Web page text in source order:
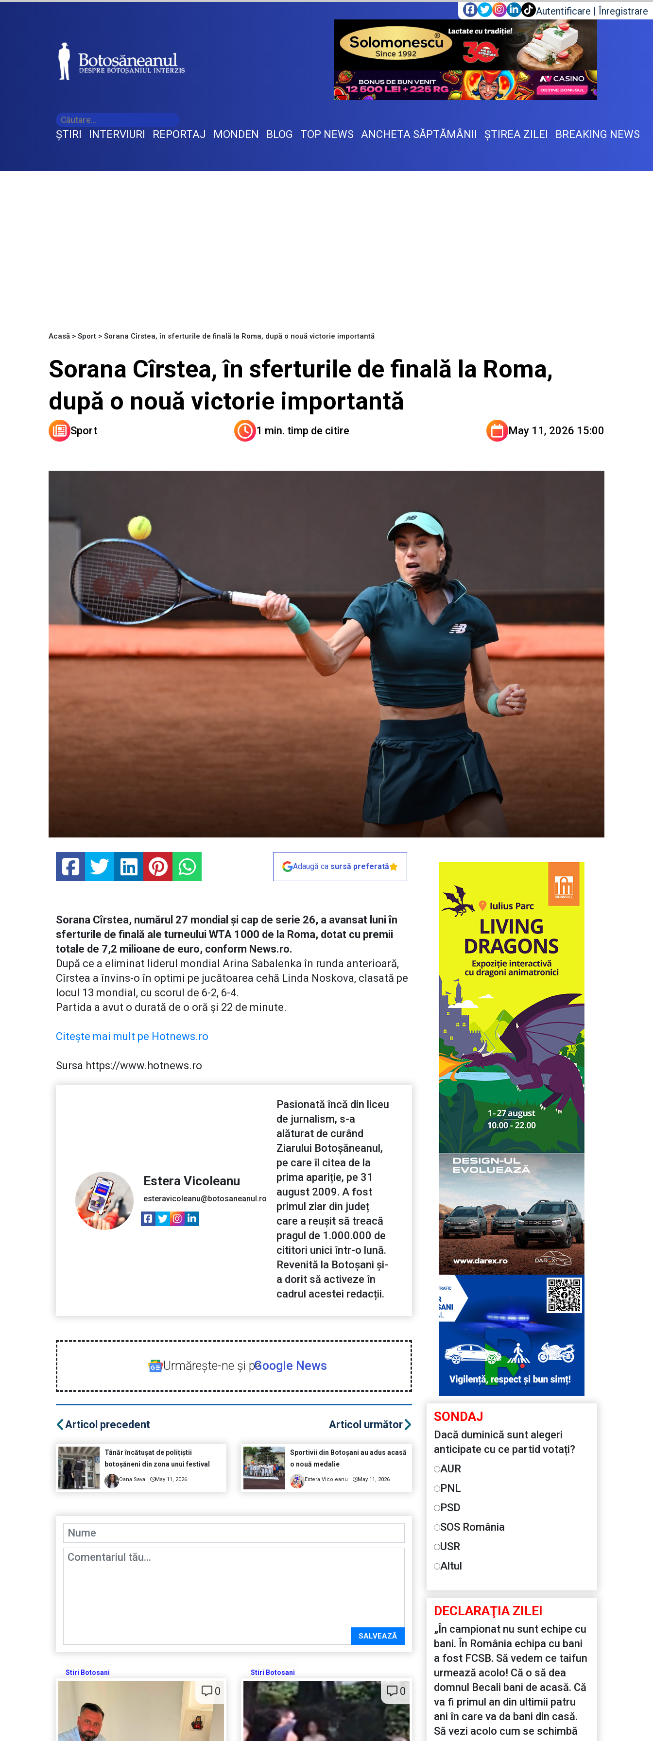
Autentificare | Înregistrare
ŞTIRI INTERVIURI REPORTAJ MONDEN BLOG TOP NEWS ANCHETA SĂPTĂMÂNII ŞTIREA ZILEI BREAKING NEWS
Acasă > Sport > Sorana Cîrstea, în sferturile de finală la Roma, după o nouă victorie importantă
Sorana Cîrstea, în sferturile de finală la Roma,
după o nouă victorie importantă
Sport 1 min. timp de citire May 11, 2026 15:00
Adaugă ca sursă preferată
Sorana Cîrstea, numărul 27 mondial și cap de serie 26, a avansat luni în
sferturile de finală ale turneului WTA 1000 de la Roma, dotat cu premii
totale de 7,2 milioane de euro, conform News.ro.
După ce a eliminat liderul mondial Arina Sabalenka în runda anterioară,
Cîrstea a învins-o în optimi pe jucătoarea cehă Linda Noskova, clasată pe
locul 13 mondial, cu scorul de 6-2, 6-4.
Partida a avut o durată de o oră și 22 de minute.
Citește mai mult pe Hotnews.ro
Sursa https://www.hotnews.ro
Estera Vicoleanu
esteravicoleanu@botosaneanul.ro
Pasionată încă din liceu
de jurnalism, s-a
alăturat de curând
Ziarului Botoșăneanul,
pe care îl citea de la
prima apariție, pe 31
august 2009. A fost
primul ziar din județ
care a reușit să treacă
pragul de 1.000.000 de
cititori unici într-o lună.
Revenită la Botoșani și-
a dorit să activeze în
cadrul acestei redacții.
Urmăreşte-ne şi peGoogle News
Articol precedent
Tânăr încătușat de polițiștii
botoșăneni din zona unui festival
Oana Sava May 11, 2026
Articol următor
Sportivii din Botoșani au adus acasă
o nouă medalie
Estera Vicoleanu May 11, 2026
SALVEAZĂ
Stiri Botosani
0
Stiri Botosani
0
SONDAJ
Dacă duminică sunt alegeri
anticipate cu ce partid votați?
AUR
PNL
PSD
SOS România
USR
Altul
DECLARAŢIA ZILEI
„În campionat nu sunt echipe cu
bani. În România echipa cu bani
a fost FCSB. Să vedem ce taifun
urmează acolo! Că o să dea
domnul Becali bani de acasă. Că
va fi primul an din ultimii patru
ani în care va da bani din casă.
Să vezi acolo cum se schimbă